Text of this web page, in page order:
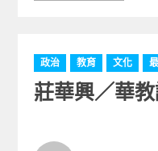
C
a
t
o
政治 教育 文化
莊華興／華